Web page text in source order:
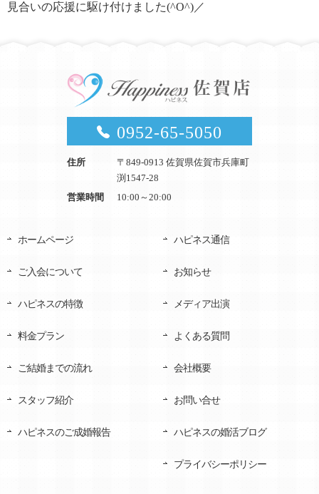
見合いの応援に駆け付けました(^O^)／
0952-65-5050
住所
〒849-0913 佐賀県佐賀市兵庫町
渕1547-28
営業時間
10:00～20:00
ホームページ
ご入会について
ハピネスの特徴
料金プラン
ご結婚までの流れ
スタッフ紹介
ハピネスのご成婚報告
ハピネス通信
お知らせ
メディア出演
よくある質問
会社概要
お問い合せ
ハピネスの婚活ブログ
プライバシーポリシー